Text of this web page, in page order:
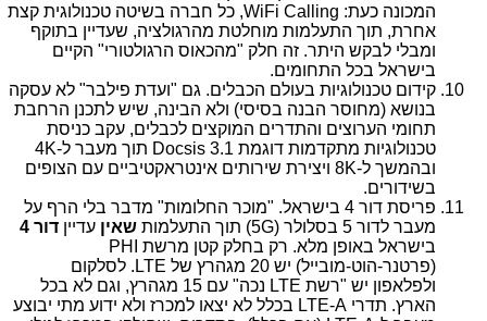
המכונה כעת: WiFi Calling, כל חברה בשיטה טכנולוגית קצת
אחרת, תוך התעלמות מוחלטת מהרגולציה, שעדיין בתוקף
ומבלי לבקש היתר. זה חלק "מהכאוס הרגולטורי" הקיים
בישראל בכל התחומים.
קידום טכנולוגיות בעולם הכבלים. גם "ועדת פילבר" לא עסקה
בנושא (מחוסר הבנה בסיסי) ולא הבינה, שיש לתכנן הרחבת
תחומי הערוצים והתדרים המוקצים לכבלים, עקב כניסת
טכנולוגיות מתקדמות דוגמת Docsis 3.1תוך מעבר ל-4K
ובהמשך ל-8Kויצירת שירותים אינטראקטיביים עם הצופים
בשידורים.
פריסת דור 4 בישראל. "מוכר החלומות" מדבר בלי הרף על
מעבר לדור 5 בסלולר (
5G) תוך התעלמות שאיןעדיין דור 4
בישראל באופן מלא. רק בחלק קטן מרשת PHI
(פרטנר-הוט-מובייל) יש 20 מגהרץ של
LTE . לסלקום
ולפלאפון יש "רשת LTE
נכה" עם 15 מגהרץ, וגם לא בכל
הארץ. תדרי LTE-A בכלל לא יצאו למכרז ולא ידוע מתי יבוצע